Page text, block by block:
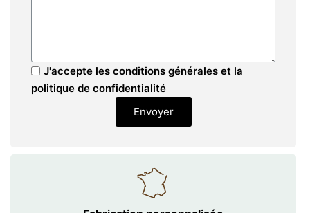
J'accepte les conditions générales et la
politique de confidentialité
Envoyer